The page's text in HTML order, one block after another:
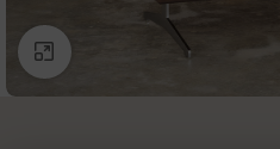
Κάντε κλικ για μεγέθυνση